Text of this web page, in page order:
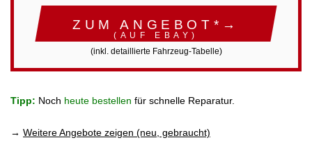
ZUM ANGEBOT*→
(AUF EBAY)
(inkl. detaillierte Fahrzeug-Tabelle)
Tipp: Noch heute bestellen für schnelle Reparatur.
→ Weitere Angebote zeigen (neu, gebraucht)